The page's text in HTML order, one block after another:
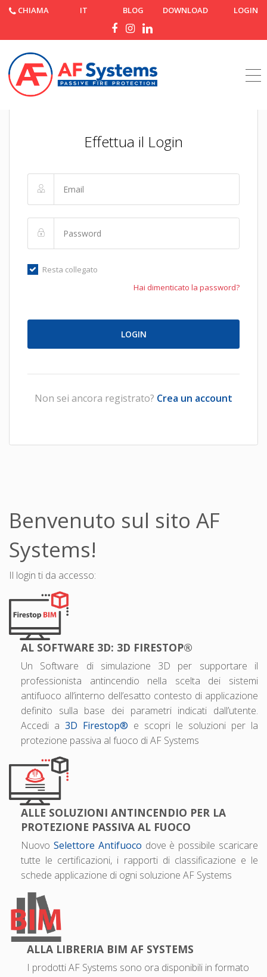
CHIAMA IT BLOG DOWNLOAD LOGIN
Effettua il Login
Resta collegato
Hai dimenticato la password?
Non sei ancora registrato? Crea un account
Benvenuto sul sito AF
Systems!
Il login ti da accesso:
AL SOFTWARE 3D: 3D FIRESTOP®
Un Software di simulazione 3D per supportare il
professionista antincendio nella scelta dei sistemi
antifuoco all’interno dell’esatto contesto di applicazione
definito sulla base dei parametri indicati dall’utente.
Accedi a 3D Firestop® e scopri le soluzioni per la
protezione passiva al fuoco di AF Systems
ALLE SOLUZIONI ANTINCENDIO PER LA
PROTEZIONE PASSIVA AL FUOCO
Nuovo Selettore Antifuoco dove è possibile scaricare
tutte le certificazioni, i rapporti di classificazione e le
schede applicazione di ogni soluzione AF Systems
ALLA LIBRERIA BIM AF SYSTEMS
I prodotti AF Systems sono ora disponibili in formato